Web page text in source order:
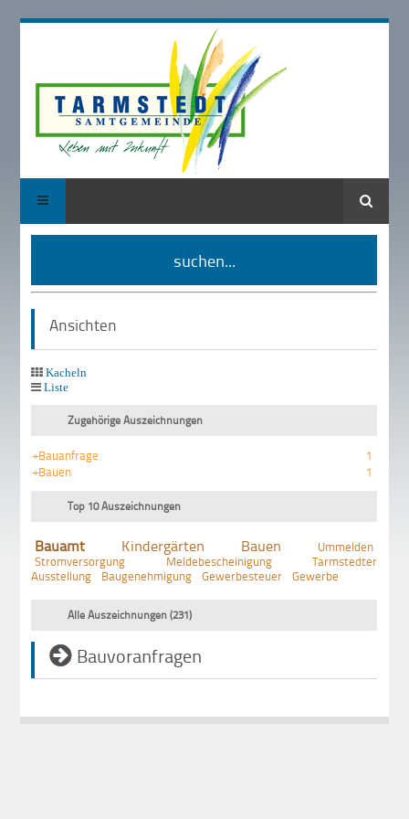
Suche
suchen...
Ansichten
Kacheln
Liste
Zugehörige Auszeichnungen
+Bauanfrage
1
+Bauen
1
Top 10 Auszeichnungen
Bauamt Kindergärten Bauen
Ummelden
Stromversorgung
Meldebescheinigung
Tarmstedter
Ausstellung
Baugenehmigung Gewerbesteuer Gewerbe
Alle Auszeichnungen (231)
Bauvoranfragen